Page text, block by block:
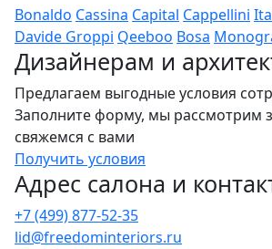
Bonaldo Cassina Capital Cappellini
Davide Groppi Qeeboo Bosa
Дизайнерам и
Предлагаем выгодные условия
Заполните форму, мы рассмотрим
свяжемся с вами
Получить условия
Адрес салона и
+7 (499) 877-52-35
lid@freedominteriors.ru